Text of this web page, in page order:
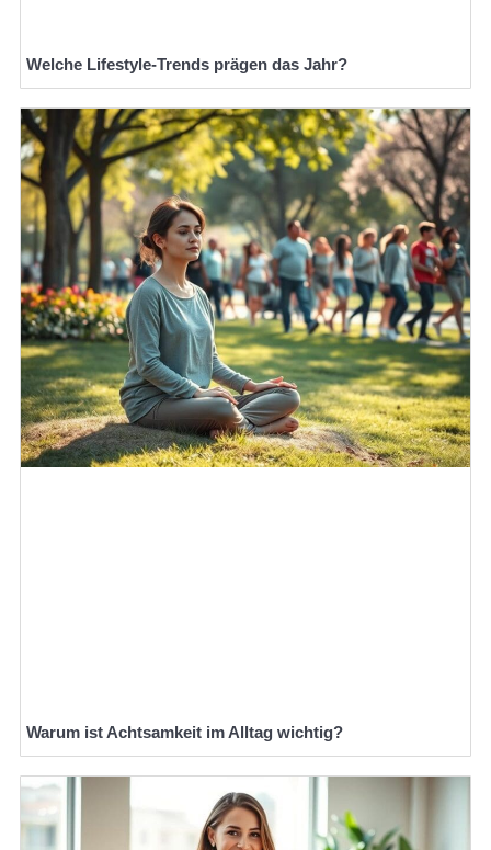
Welche Lifestyle-Trends prägen das Jahr?
Warum ist Achtsamkeit im Alltag wichtig?